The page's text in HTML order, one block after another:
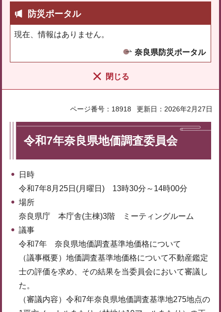
防災ポータル
現在、情報はありません。
奈良県防災ポータル
閉じる
ページ番号：18918 更新日：2026年2月27日
令和7年奈良県地価調査委員会
日時
令和7年8月25日(月曜日) 13時30分～14時00分
場所
奈良県庁 本庁舎(主棟)3階 ミーティングルーム
議事
令和7年 奈良県地価調査基準地価格について
（議事概要）地価調査基準地価格について不動産鑑定
士の評価を求め、その結果を当委員会において審議し
た。
（審議内容）令和7年奈良県地価調査基準地275地点の